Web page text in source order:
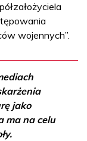
wojennych”.
jako
ma na celu